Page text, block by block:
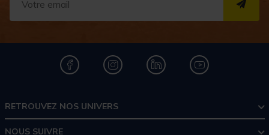
RETROUVEZ NOS UNIVERS
NOUS SUIVRE